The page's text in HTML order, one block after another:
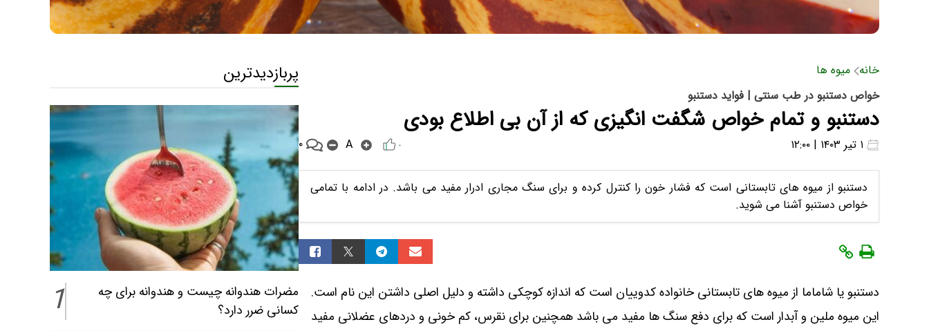
خانه میوه ها
خواص دستنبو در طب سنتی | فواید دستنبو
دستنبو و تمام خواص شگفت انگیزی که از آن بی اطلاع بودی
۰ A ۰
دستنبو از میوه های تابستانی است که فشار خون را کنترل کرده و برای سنگ مجاری ادرار مفید می باشد. در ادامه با تمامی
خواص دستنبو آشنا می شوید.
دستنبو یا شاماما از میوه های تابستانی خانواده کدوییان است که اندازه کوچکی داشته و دلیل اصلی داشتن این نام است.
این میوه ملین و آبدار است که برای دفع سنگ ها مفید می باشد همچنین برای نقرس، کم خونی و دردهای عضلانی مفید
پربازدیدترین
مضرات هندوانه چیست و هندوانه برای چه
کسانی ضرر دارد؟
1